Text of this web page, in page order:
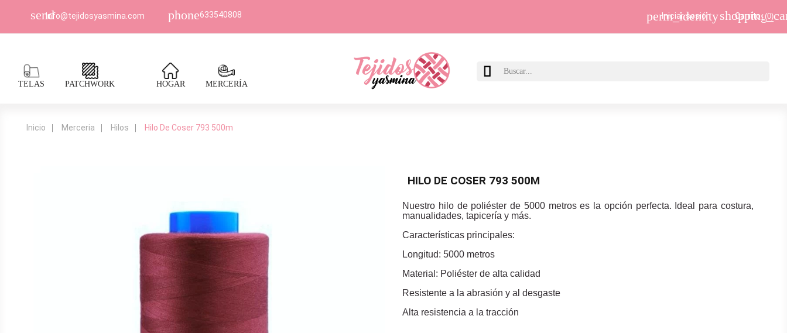
sendInfo@tejidosyasmina.com phone633540808 perm_identity
Iniciar sesión Carrito (0)
TELAS PATCHWORK HOGAR MERCERÍA

Inicio Merceria Hilos Hilo De Coser 793 500m
HILO DE COSER 793 500M
Nuestro hilo de poliéster de 5000 metros es la opción perfecta. Ideal para costura,
manualidades, tapicería y más.
Características principales:
Longitud: 5000 metros
Material: Poliéster de alta calidad
Resistente a la abrasión y al desgaste
Alta resistencia a la tracción